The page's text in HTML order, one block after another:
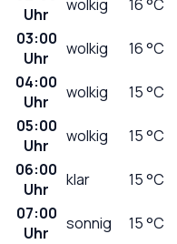
Uhr
wolkig 16°C
03:00
Uhr
wolkig 16°C
04:00
Uhr
wolkig 15°C
05:00
Uhr
wolkig 15°C
06:00
Uhr
klar 15°C
07:00
Uhr
sonnig 15°C